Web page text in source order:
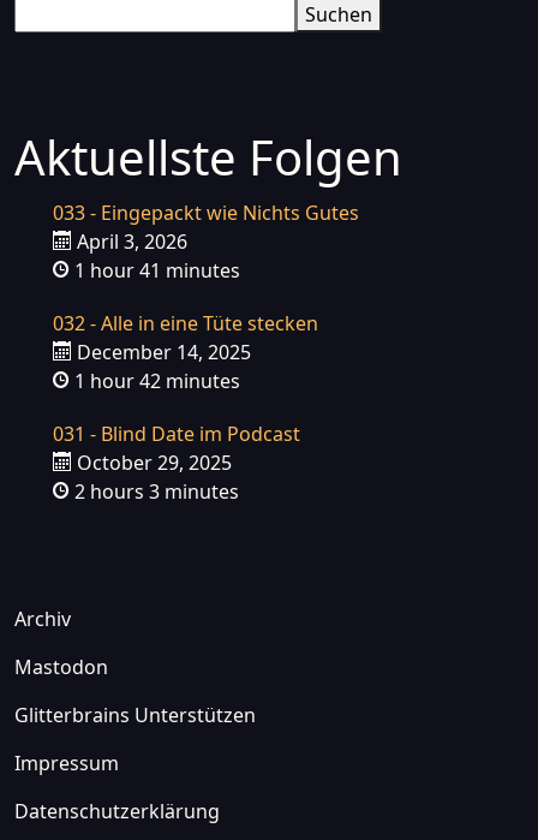
Suchen
Aktuellste Folgen
033 - Eingepackt wie Nichts Gutes
April 3, 2026
1 hour 41 minutes
032 - Alle in eine Tüte stecken
December 14, 2025
1 hour 42 minutes
031 - Blind Date im Podcast
October 29, 2025
2 hours 3 minutes
Archiv
Mastodon
Glitterbrains Unterstützen
Impressum
Datenschutzerklärung